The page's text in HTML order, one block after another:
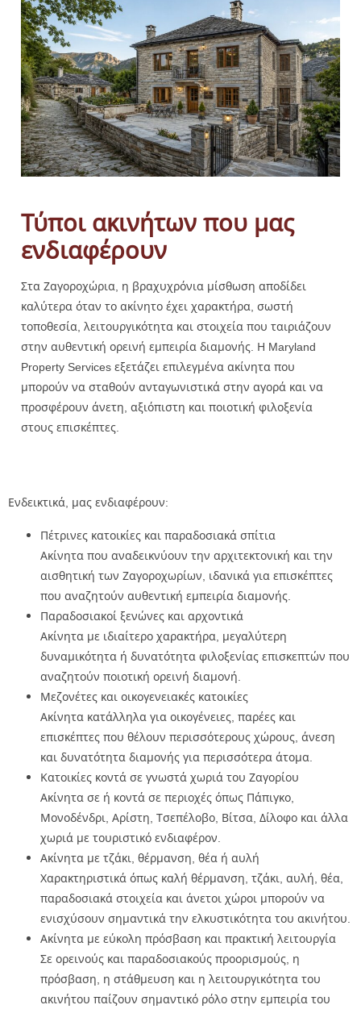
Τύποι ακινήτων που μας
ενδιαφέρουν
Στα Ζαγοροχώρια, η βραχυχρόνια μίσθωση αποδίδει
καλύτερα όταν το ακίνητο έχει χαρακτήρα, σωστή
τοποθεσία, λειτουργικότητα και στοιχεία που ταιριάζουν
στην αυθεντική ορεινή εμπειρία διαμονής. Η Maryland
Property Services εξετάζει επιλεγμένα ακίνητα που
μπορούν να σταθούν ανταγωνιστικά στην αγορά και να
προσφέρουν άνετη, αξιόπιστη και ποιοτική φιλοξενία
στους επισκέπτες.
Ενδεικτικά, μας ενδιαφέρουν:
Πέτρινες κατοικίες και παραδοσιακά σπίτια
Ακίνητα που αναδεικνύουν την αρχιτεκτονική και την
αισθητική των Ζαγοροχωρίων, ιδανικά για επισκέπτες
που αναζητούν αυθεντική εμπειρία διαμονής.
Παραδοσιακοί ξενώνες και αρχοντικά
Ακίνητα με ιδιαίτερο χαρακτήρα, μεγαλύτερη
δυναμικότητα ή δυνατότητα φιλοξενίας επισκεπτών που
αναζητούν ποιοτική ορεινή διαμονή.
Μεζονέτες και οικογενειακές κατοικίες
Ακίνητα κατάλληλα για οικογένειες, παρέες και
επισκέπτες που θέλουν περισσότερους χώρους, άνεση
και δυνατότητα διαμονής για περισσότερα άτομα.
Κατοικίες κοντά σε γνωστά χωριά του Ζαγορίου
Ακίνητα σε ή κοντά σε περιοχές όπως Πάπιγκο,
Μονοδένδρι, Αρίστη, Τσεπέλοβο, Βίτσα, Δίλοφο και άλλα
χωριά με τουριστικό ενδιαφέρον.
Ακίνητα με τζάκι, θέρμανση, θέα ή αυλή
Χαρακτηριστικά όπως καλή θέρμανση, τζάκι, αυλή, θέα,
παραδοσιακά στοιχεία και άνετοι χώροι μπορούν να
ενισχύσουν σημαντικά την ελκυστικότητα του ακινήτου.
Ακίνητα με εύκολη πρόσβαση και πρακτική λειτουργία
Σε ορεινούς και παραδοσιακούς προορισμούς, η
πρόσβαση, η στάθμευση και η λειτουργικότητα του
ακινήτου παίζουν σημαντικό ρόλο στην εμπειρία του